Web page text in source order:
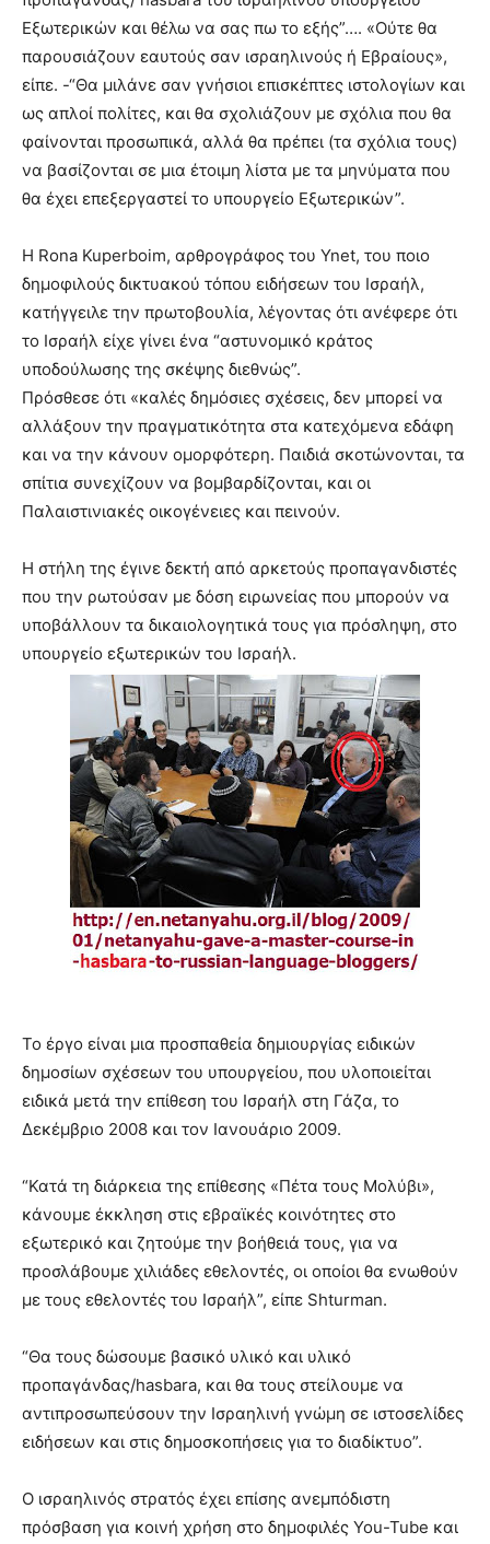
Εξωτερικών και θέλω να σας πω το εξής”…. «Ούτε θα
παρουσιάζουν εαυτούς σαν ισραηλινούς ή Εβραίους»,
είπε. -“Θα μιλάνε σαν γνήσιοι επισκέπτες ιστολογίων και
ως απλοί πολίτες, και θα σχολιάζουν με σχόλια που θα
φαίνονται προσωπικά, αλλά θα πρέπει (τα σχόλια τους)
να βασίζονται σε μια έτοιμη λίστα με τα μηνύματα που
θα έχει επεξεργαστεί το υπουργείο Εξωτερικών”.
Η Rona Kuperboim, αρθρογράφος του Ynet, του ποιο
δημοφιλούς δικτυακού τόπου ειδήσεων του Ισραήλ,
κατήγγειλε την πρωτοβουλία, λέγοντας ότι ανέφερε ότι
το Ισραήλ είχε γίνει ένα “αστυνομικό κράτος
υποδούλωσης της σκέψης διεθνώς”.
Πρόσθεσε ότι «καλές δημόσιες σχέσεις, δεν μπορεί να
αλλάξουν την πραγματικότητα στα κατεχόμενα εδάφη
και να την κάνουν ομορφότερη. Παιδιά σκοτώνονται, τα
σπίτια συνεχίζουν να βομβαρδίζονται, και οι
Παλαιστινιακές οικογένειες και πεινούν.
Η στήλη της έγινε δεκτή από αρκετούς προπαγανδιστές
που την ρωτούσαν με δόση ειρωνείας που μπορούν να
υποβάλλουν τα δικαιολογητικά τους για πρόσληψη, στο
υπουργείο εξωτερικών του Ισραήλ.
Το έργο είναι μια προσπαθεία δημιουργίας ειδικών
δημοσίων σχέσεων του υπουργείου, που υλοποιείται
ειδικά μετά την επίθεση του Ισραήλ στη Γάζα, το
Δεκέμβριο 2008 και τον Ιανουάριο 2009.
“Κατά τη διάρκεια της επίθεσης «Πέτα τους Μολύβι»,
κάνουμε έκκληση στις εβραϊκές κοινότητες στο
εξωτερικό και ζητούμε την βοήθειά τους, για να
προσλάβουμε χιλιάδες εθελοντές, οι οποίοι θα ενωθούν
με τους εθελοντές του Ισραήλ”, είπε Shturman.
“Θα τους δώσουμε βασικό υλικό και υλικό
προπαγάνδας/hasbara, και θα τους στείλουμε να
αντιπροσωπεύσουν την Ισραηλινή γνώμη σε ιστοσελίδες
ειδήσεων και στις δημοσκοπήσεις για το διαδίκτυο”.
Ο ισραηλινός στρατός έχει επίσης ανεμπόδιστη
πρόσβαση για κοινή χρήση στο δημοφιλές You-Tube και